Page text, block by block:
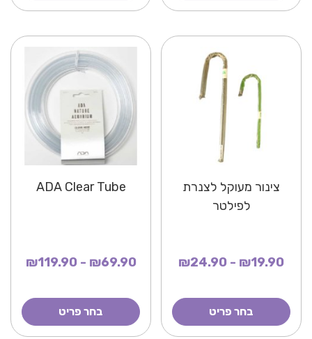
צינור מעוקל לצנרת
לפילטר
₪19.90 - ₪24.90
בחר פריט
ADA Clear Tube
₪69.90 - ₪119.90
בחר פריט